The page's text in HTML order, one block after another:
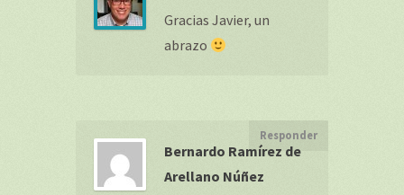
Gracias Javier, un
abrazo
Bernardo Ramírez de
Arellano Núñez
Responder